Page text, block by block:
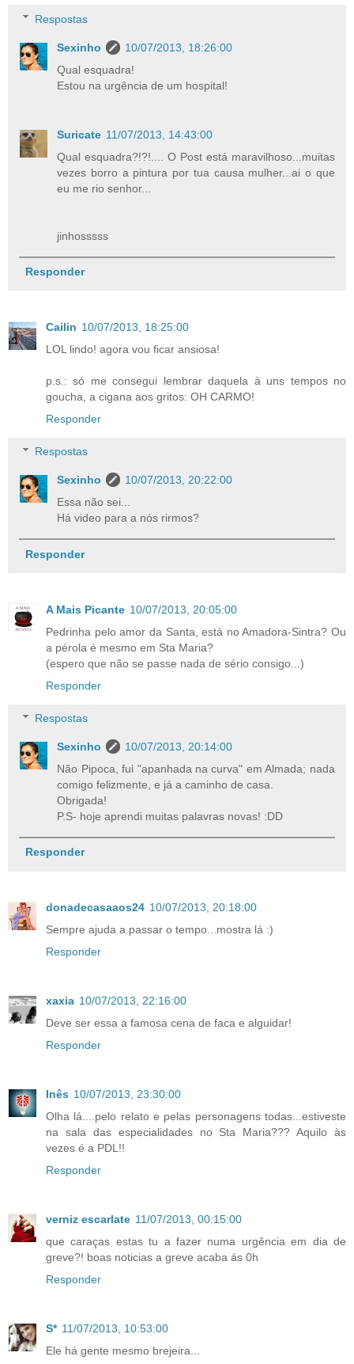
Respostas
Sexinho
10/07/2013, 18:26:00
Qual esquadra!
Estou na urgência de um hospital!
Suricate 11/07/2013, 14:43:00
Qual esquadra?!?!.... O Post está maravilhoso...muitas
vezes borro a pintura por tua causa mulher...ai o que
eu me rio senhor...
jinhosssss
Responder
Cailin 10/07/2013, 18:25:00
LOL lindo! agora vou ficar ansiosa!
p.s.: só me consegui lembrar daquela à uns tempos no
goucha, a cigana aos gritos: OH CARMO!
Responder
Respostas
Sexinho
10/07/2013, 20:22:00
Essa não sei...
Há video para a nós rirmos?
Responder
A Mais Picante 10/07/2013, 20:05:00
Pedrinha pelo amor da Santa, está no Amadora-Sintra? Ou
a pérola é mesmo em Sta Maria?
(espero que não se passe nada de sério consigo...)
Responder
Respostas
Sexinho
10/07/2013, 20:14:00
Não Pipoca, fui "apanhada na curva" em Almada; nada
comigo felizmente, e já a caminho de casa.
Obrigada!
P.S- hoje aprendi muitas palavras novas! :DD
Responder
donadecasaaos24 10/07/2013, 20:18:00
Sempre ajuda a passar o tempo...mostra lá :)
Responder
xaxia 10/07/2013, 22:16:00
Deve ser essa a famosa cena de faca e alguidar!
Responder
Inês 10/07/2013, 23:30:00
Olha lá....pelo relato e pelas personagens todas...estiveste
na sala das especialidades no Sta Maria??? Aquilo às
vezes é a PDL!!
Responder
verniz escarlate 11/07/2013, 00:15:00
que caraças estas tu a fazer numa urgência em dia de
greve?! boas noticias a greve acaba ás 0h
Responder
S* 11/07/2013, 10:53:00
Ele há gente mesmo brejeira...